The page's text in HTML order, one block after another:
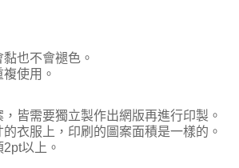
也不會褪色。
使用。
皆需要獨立製作出網版再進行印製。
的衣服上，印刷的圖案面積是一樣的。
以上。